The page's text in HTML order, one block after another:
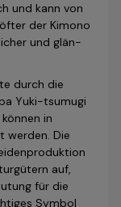
und kann von
der Kimono
und glän­
durch die
Yuki-tsumugi
in
werden. Die
auf,
für die
Symbol